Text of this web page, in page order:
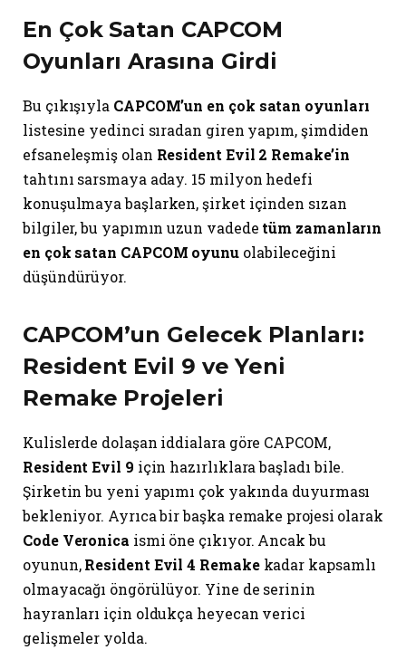
En Çok Satan CAPCOM
Oyunları Arasına Girdi
Bu çıkışıyla CAPCOM’un en çok satan oyunları
listesine yedinci sıradan giren yapım, şimdiden
efsaneleşmiş olan Resident Evil 2 Remake’in
tahtını sarsmaya aday. 15 milyon hedefi
konuşulmaya başlarken, şirket içinden sızan
bilgiler, bu yapımın uzun vadede tüm zamanların
en çok satan CAPCOM oyunu olabileceğini
düşündürüyor.
CAPCOM’un Gelecek Planları:
Resident Evil 9 ve Yeni
Remake Projeleri
Kulislerde dolaşan iddialara göre CAPCOM,
Resident Evil 9 için hazırlıklara başladı bile.
Şirketin bu yeni yapımı çok yakında duyurması
bekleniyor. Ayrıca bir başka remake projesi olarak
Code Veronica ismi öne çıkıyor. Ancak bu
oyunun,Resident Evil 4 Remakekadar kapsamlı
olmayacağı öngörülüyor. Yine de serinin
hayranları için oldukça heyecan verici
gelişmeler yolda.